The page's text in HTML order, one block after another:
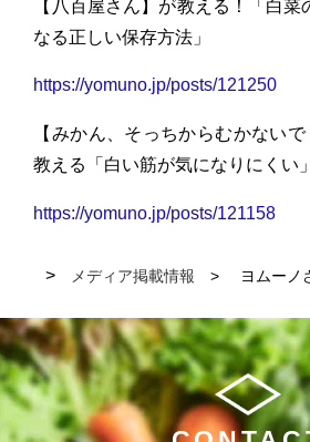
【八百屋さん】が教える！「白菜
なる正しい保存方法」
https://yomuno.jp/posts/121250
【みかん、そっちからむかない
教える「白い筋が気になりにくい
https://yomuno.jp/posts/121158
メディア掲載情報 ヨムーノ